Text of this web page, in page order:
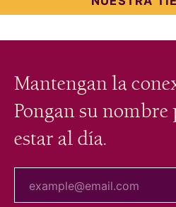
Mantengan la
Pongan su nombre
estar al día.